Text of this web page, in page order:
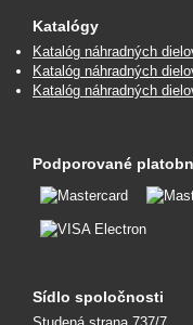
Katalógy
Katalóg náhradných
Katalóg náhradných
Katalóg náhradných
Podporované
Sídlo spoločnosti